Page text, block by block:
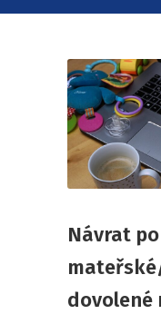
Návrat po
dovolené